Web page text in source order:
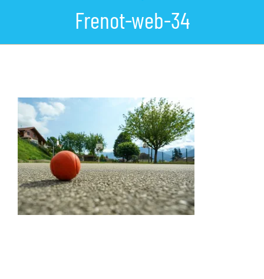
Vivre à Lumbin
Vie Municipale
Actualités
Frenot-web-34